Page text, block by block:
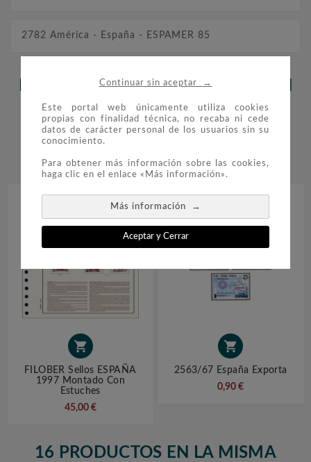
Continuar sin aceptar →
Este portal web únicamente utiliza cookies
propias con finalidad técnica, no recaba ni cede
datos de carácter personal de los usuarios sin su
conocimiento.
Para obtener más información sobre las cookies,
haga clic en el enlace «Más información».
Más información →
Aceptar y Cerrar
2782 América - España - ESPAMER 85
LOS CLIENTES QUE ADQUIRIERON
ESTE PRODUCTO TAMBIÉN
COMPRARON:
 

FILOBER Sellos ESPAÑA
1997 Montado Con
Estuches
45,00 €

2563/67 España Exporta
0,90 €
16 PRODUCTOS EN LA MISMA